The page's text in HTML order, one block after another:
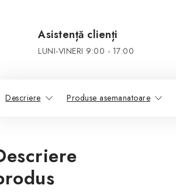
Asistență clienți
LUNI-VINERI 9:00 - 17:00
Descriere Produse asemanatoare